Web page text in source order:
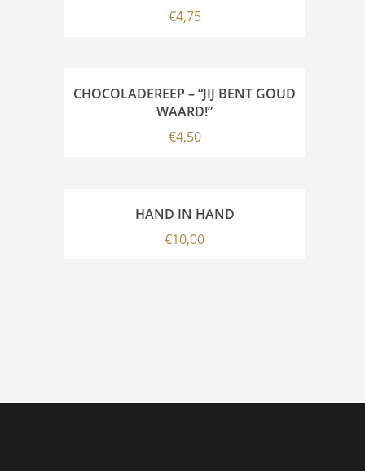
€4,75
CHOCOLADEREEP – “JIJ BENT GOUD
WAARD!”
€4,50
HAND IN HAND
€10,00